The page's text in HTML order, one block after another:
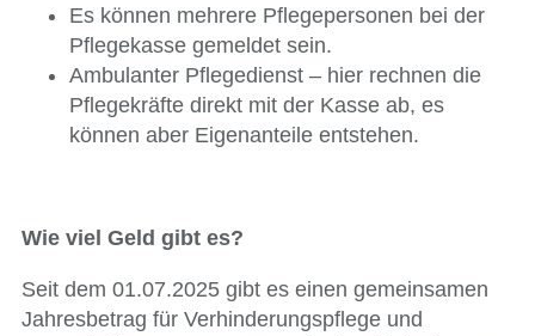
Es können mehrere Pflegepersonen bei der
Pflegekasse gemeldet sein.
Ambulanter Pflegedienst – hier rechnen die
Pflegekräfte direkt mit der Kasse ab, es
können aber Eigenanteile entstehen.
Wie viel Geld gibt es?
Seit dem 01.07.2025 gibt es einen gemeinsamen
Jahresbetrag für Verhinderungspflege und